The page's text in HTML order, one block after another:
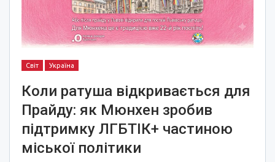
Світ Україна
Коли ратуша відкривається для
Прайду: як Мюнхен зробив
підтримку ЛГБТІК+ частиною
міської політики